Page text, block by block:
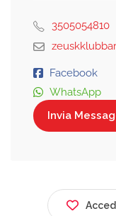
3505054810
Facebook
WhatsApp
Invia